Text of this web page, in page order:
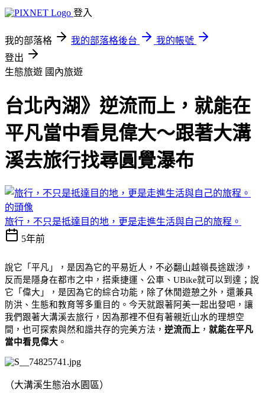
登入
我的部落格 我的部落格後台
我的帳號
登出
生態旅遊 國內旅遊
台北內湖》逆流而上，就能在
平凡當中看見偉大～跟著大溝
溪去旅行找尋圓覺瀑布
旅行，不只是抵達目的地，更是走進生活與自己的旅程。
5年前
說它「平凡」，是因為它的平易近人，不必翻山越嶺長途跋涉，
反而是隱身在都市之中，搭乘捷運、公車、 UBike就可以到達；說
它「偉大」，是因為它的綜合功能，除了休閒遊憩之外，還兼具
防洪、生態和教育等多重目的。今天就跟著阿美一起出發吧，讓
我們跟著大溝溪去旅行，因為那裡不但有著親近山水的理想空
間，也可探索與然和諧共存的完美方法， 逆流而上 ， 就能在平凡
當中看見偉大 。
（大溝溪生態治水園區）